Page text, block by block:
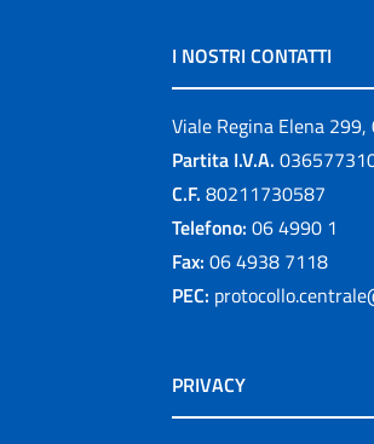
I NOSTRI CONTATTI
Viale Regina Elena
Partita I.V.A.
C.F. 80211730587
Telefono: 06 4990 1
Fax: 06 4938 7118
PEC:
PRIVACY